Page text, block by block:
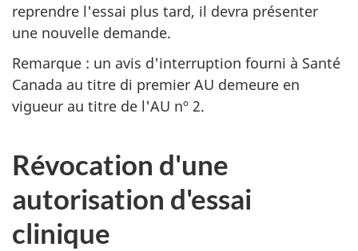
reprendre l'essai plus tard, il devra présenter
une nouvelle demande.
Remarque : un avis d'interruption fourni à Santé
Canada au titre di premier AU demeure en
vigueur au titre de l'AU nº 2.
Révocation d'une
autorisation d'essai
clinique